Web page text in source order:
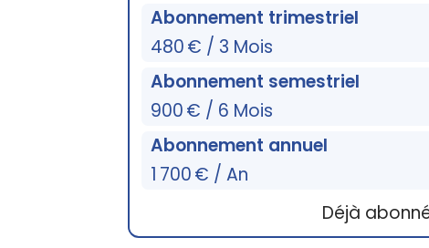
Abonnement trimestriel
480 € / 3 Mois
Abonnement semestriel
900 € / 6 Mois
Abonnement annuel
1 700 € / An
Déjà